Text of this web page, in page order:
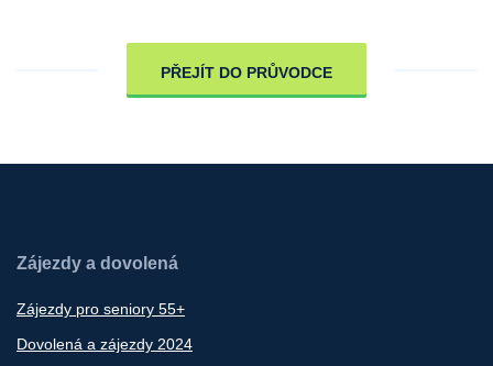
PŘEJÍT DO PRŮVODCE
Zájezdy a dovolená
Zájezdy pro seniory 55+
Dovolená a zájezdy 2024